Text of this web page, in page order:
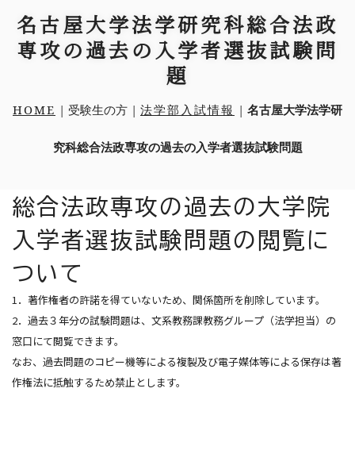
受験生の方
在学生の方
卒業生の方
大学へ進学の方
大学院へ進学の方
大学院総合法政専攻入試情報
学生の国際交流
法整備支援プロジェクト
リンク
キャンパスアジア
G30国際社会科学プログラム
名古屋大学法学研究科総合法政
専攻の過去の入学者選抜試験問
題
HOME | 受験生の方 | 法学部入試情報 | 名古屋大学法学研
究科総合法政専攻の過去の入学者選抜試験問題
総合法政専攻の過去の大学院
入学者選抜試験問題の閲覧に
ついて
1．著作権者の許諾を得ていないため、関係箇所を削除しています。
2．過去３年分の試験問題は、⽂系教務課教務グループ（法学担当）の
窓⼝にて閲覧できます。
なお、過去問題のコピー機等による複製及び電⼦媒体等による保存は著
作権法に抵触するため禁⽌とします。